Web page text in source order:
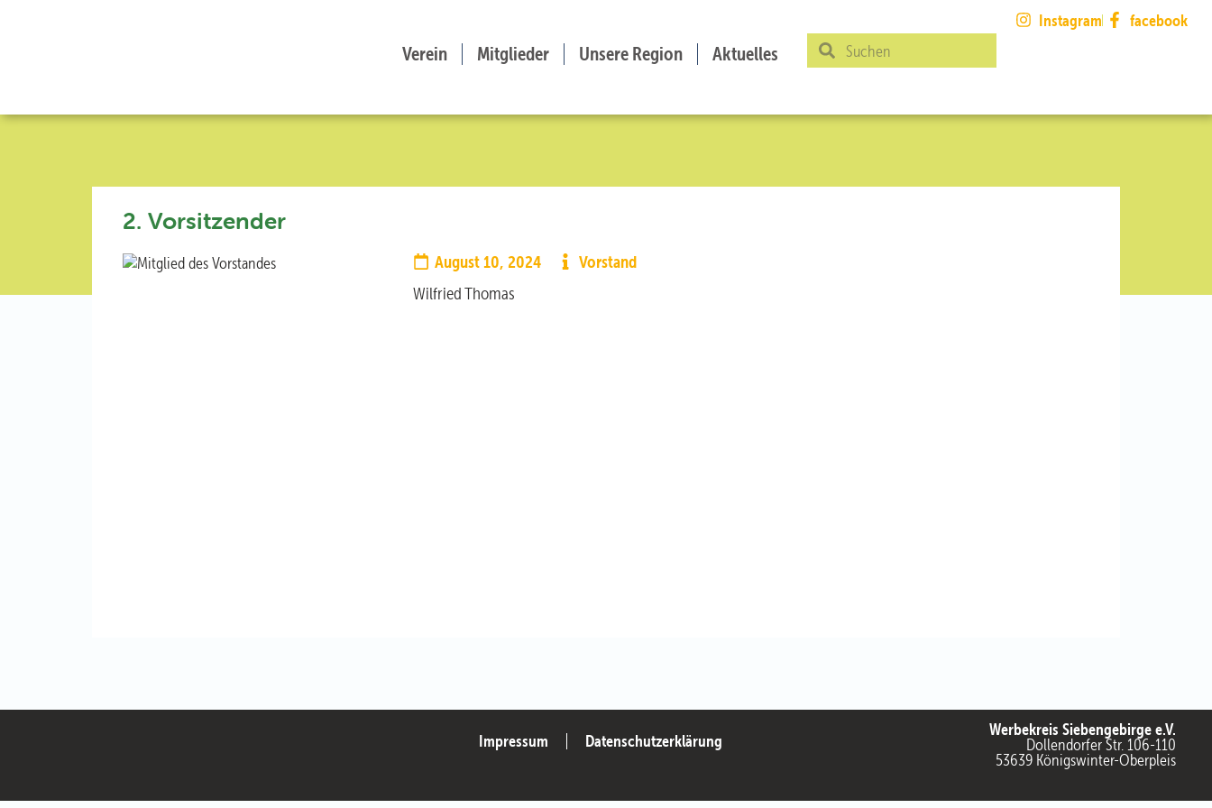
Instagram facebook
Verein Mitglieder Unsere Region Aktuelles
2. Vorsitzender
August 10, 2024 Vorstand
Wilfried Thomas
Impressum Datenschutzerklärung
Werbekreis Siebengebirge e.V.
Dollendorfer Str. 106-110
53639 Königswinter-Oberpleis